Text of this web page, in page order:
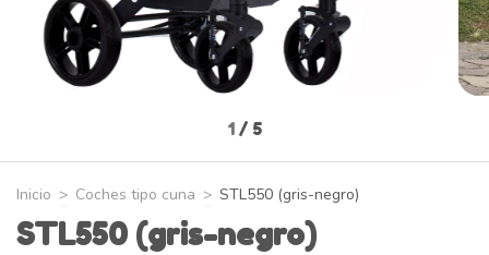
1 / 5
Inicio > Coches tipo cuna > STL550 (gris-negro)
STL550 (gris-negro)